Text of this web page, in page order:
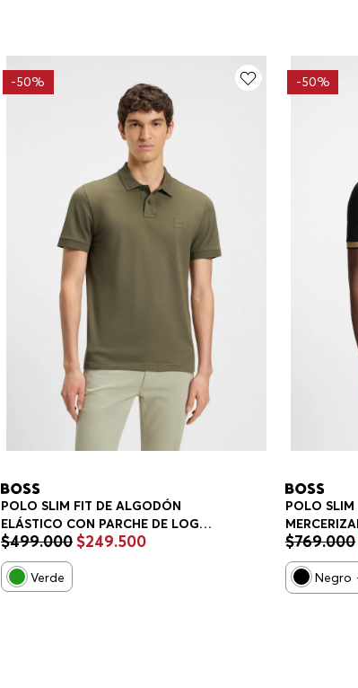
-50%
POLO SLIM FIT DE ALGODÓN
ELÁSTICO CON PARCHE DE LOGO
POLO SLIM FIT HOMBRE
$499.000 $249.500
Verde
-50%
POLO
HOMBRE
$769.000
Negro